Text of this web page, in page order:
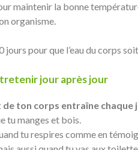
maintenir la bonne
organisme.
jours pour que l’eau du corps
jour après jour
ton corps entraîne chaque
tu manges et bois.
tu respires comme en